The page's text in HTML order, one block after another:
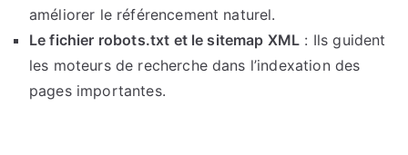
améliorer le référencement naturel.
Le fichier robots.txt et le sitemap XML : Ils guident
les moteurs de recherche dans l’indexation des
pages importantes.